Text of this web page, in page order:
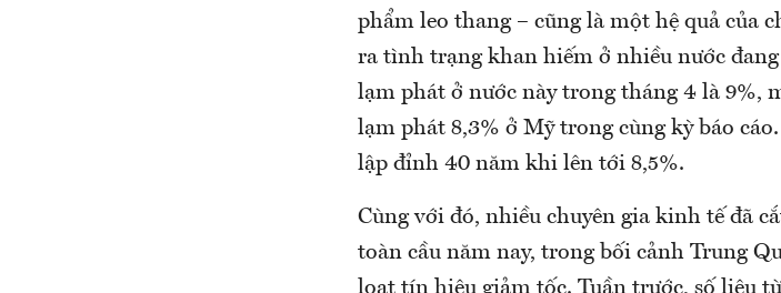
phẩm leo thang – cũng là một hệ quả của
ra tình trạng khan hiếm ở nhiều nước
lạm phát ở nước này trong tháng 4 là 9%,
lạm phát 8,3% ở Mỹ trong cùng kỳ báo
lập đỉnh 40 năm khi lên tới 8,5%.
Cùng với đó, nhiều chuyên gia kinh tế đã
toàn cầu năm nay, trong bối cảnh Trung